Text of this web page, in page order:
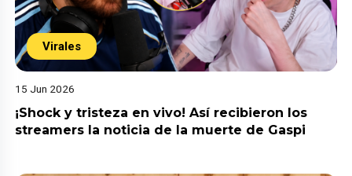
Virales
15 Jun 2026
¡Shock y tristeza en vivo! Así recibieron los
streamers la noticia de la muerte de Gaspi